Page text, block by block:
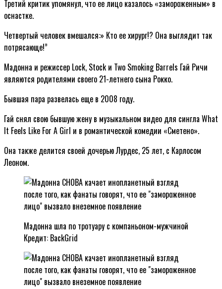
Третий критик упомянул, что ее лицо казалось «замороженным» в
оснастке.
Четвертый человек вмешался:» Кто ее хирург!? Она выглядит так
потрясающе!”
Мадонна и режиссер Lock, Stock и Two Smoking Barrels Гай Ричи
являются родителями своего 21-летнего сына Рокко.
Бывшая пара развелась еще в 2008 году.
Гай снял свою бывшую жену в музыкальном видео для сингла What
It Feels Like For A Girl и в романтической комедии «Сметено».
Она также делится своей дочерью Лурдес, 25 лет, с Карлосом
Леоном.
Мадонна шла по тротуару с компаньоном-мужчиной
Кредит: BackGrid